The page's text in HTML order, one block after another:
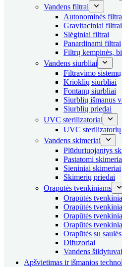
Vandens filtrai
Autonominės
Gravitaciniai filtrai
Slėginiai filtrai
Panardinami filtrai
Filtrų kempinės,
Vandens siurbliai
Filtravimo
Krioklių siurbliai
Fontanų siurbliai
Siurblių išmanus
Siurblių priedai
UVC sterilizatoriai
UVC sterilizatorių
Vandens skimeriai
Plūduriuojantys
Pastatomi
Sieniniai skimeriai
Skimerių priedai
Orapūtės tvenkiniams
Orapūtės
Orapūtės
Orapūtės
Orapūtės
Orapūtės su
Difuzoriai
Vandens šildytuvai
Apšvietimas ir išmanios